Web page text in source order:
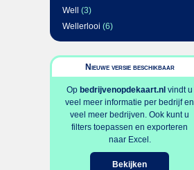
Well
(3)
Wellerlooi (6)
Nieuwe versie beschikbaar
Op bedrijvenopdekaart.nl vindt u
veel meer informatie per bedrijf en
veel meer bedrijven. Ook kunt u
filters toepassen en exporteren
naar Excel.
Bekijken